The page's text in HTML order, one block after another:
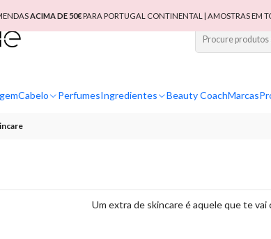
Cabelo PerfumesIngredientes Beauty CoachMarcas
ACIMA DE 50€PARA PORTUGAL CONTINENTAL | AMOSTRAS EM
Um extra de skincare é aquele que te